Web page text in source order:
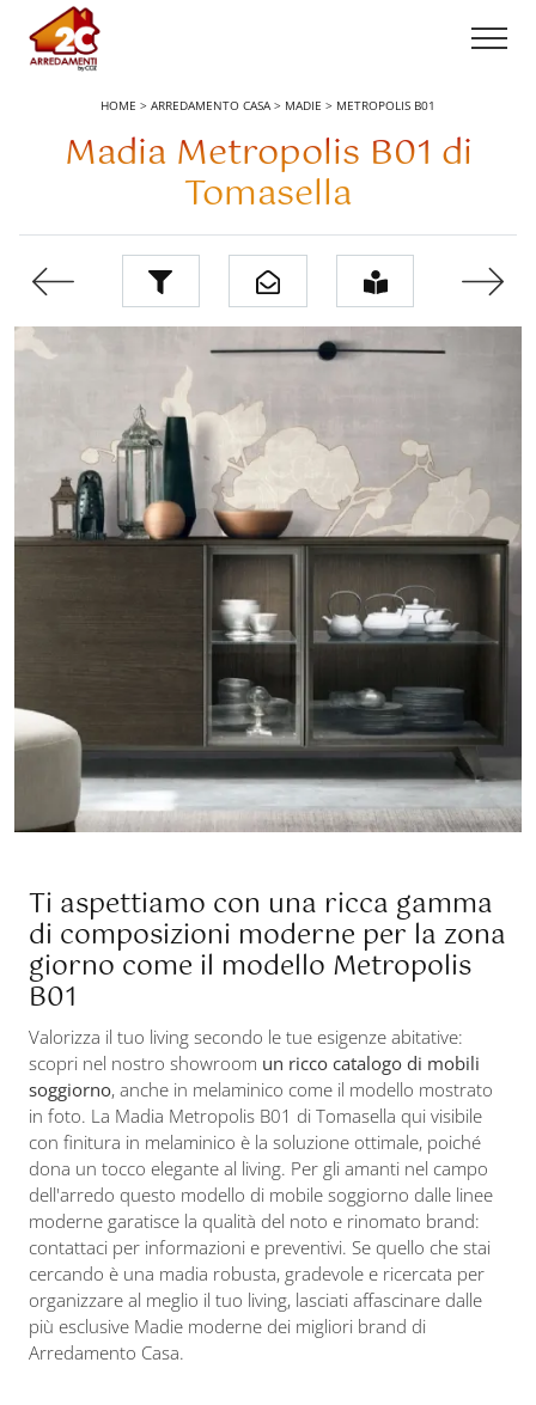
HOME > ARREDAMENTO CASA> MADIE > METROPOLIS B01
Madia Metropolis B01 di
Tomasella
Ti aspettiamo con una ricca gamma
di composizioni moderne per la zona
giorno come il modello Metropolis
B01
Valorizza il tuo living secondo le tue esigenze abitative:
scopri nel nostro showroom un ricco catalogo di mobili
soggiorno, anche in melaminico come il modello mostrato
in foto. La Madia Metropolis B01 di Tomasella qui visibile
con finitura in melaminico è la soluzione ottimale, poiché
dona un tocco elegante al living. Per gli amanti nel campo
dell'arredo questo modello di mobile soggiorno dalle linee
moderne garatisce la qualità del noto e rinomato brand:
contattaci per informazioni e preventivi. Se quello che stai
cercando è una madia robusta, gradevole e ricercata per
organizzare al meglio il tuo living, lasciati affascinare dalle
più esclusive Madie moderne dei migliori brand di
Arredamento Casa.